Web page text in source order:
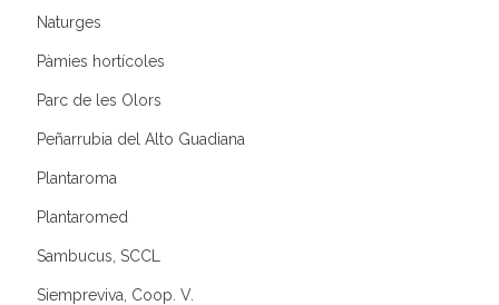
Naturges
Pàmies hortícoles
Parc de les Olors
Peñarrubia del Alto Guadiana
Plantaroma
Plantaromed
Sambucus, SCCL
Siempreviva, Coop. V.